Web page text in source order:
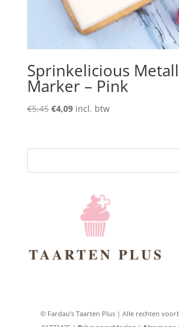
Sprinkelicious
Marker – Pink
€5,45 Oorspronkelijke
€5,45.
€4,09Huidige
€4,09.
incl. btw
© Fardau’s Taarten Plus | Alle rechten